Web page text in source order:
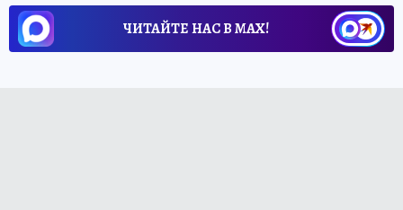
ЧИТАЙТЕ НАС В МАХ!